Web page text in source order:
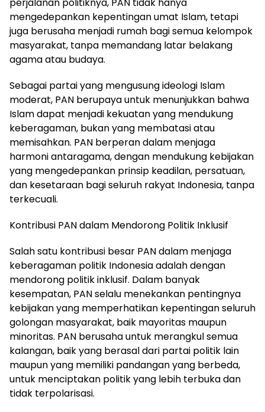
mengedepankan kepentingan umat Islam, tetapi
juga berusaha menjadi rumah bagi semua kelompok
masyarakat, tanpa memandang latar belakang
agama atau budaya.
Sebagai partai yang mengusung ideologi Islam
moderat, PAN berupaya untuk menunjukkan bahwa
Islam dapat menjadi kekuatan yang mendukung
keberagaman, bukan yang membatasi atau
memisahkan. PAN berperan dalam menjaga
harmoni antaragama, dengan mendukung kebijakan
yang mengedepankan prinsip keadilan, persatuan,
dan kesetaraan bagi seluruh rakyat Indonesia, tanpa
terkecuali.
Kontribusi PAN dalam Mendorong Politik Inklusif
Salah satu kontribusi besar PAN dalam menjaga
keberagaman politik Indonesia adalah dengan
mendorong politik inklusif. Dalam banyak
kesempatan, PAN selalu menekankan pentingnya
kebijakan yang memperhatikan kepentingan seluruh
golongan masyarakat, baik mayoritas maupun
minoritas. PAN berusaha untuk merangkul semua
kalangan, baik yang berasal dari partai politik lain
maupun yang memiliki pandangan yang berbeda,
untuk menciptakan politik yang lebih terbuka dan
tidak terpolarisasi.